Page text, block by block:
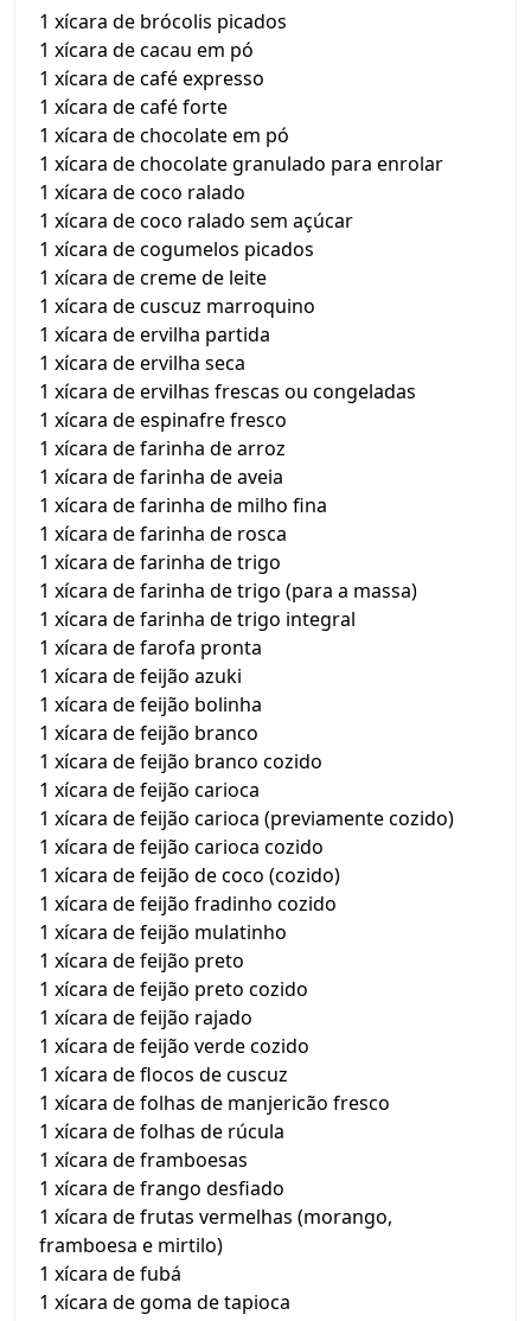
1 xícara de brócolis picados
1 xícara de cacau em pó
1 xícara de café expresso
1 xícara de café forte
1 xícara de chocolate em pó
1 xícara de chocolate granulado para enrolar
1 xícara de coco ralado
1 xícara de coco ralado sem açúcar
1 xícara de cogumelos picados
1 xícara de creme de leite
1 xícara de cuscuz marroquino
1 xícara de ervilha partida
1 xícara de ervilha seca
1 xícara de ervilhas frescas ou congeladas
1 xícara de espinafre fresco
1 xícara de farinha de arroz
1 xícara de farinha de aveia
1 xícara de farinha de milho fina
1 xícara de farinha de rosca
1 xícara de farinha de trigo
1 xícara de farinha de trigo (para a massa)
1 xícara de farinha de trigo integral
1 xícara de farofa pronta
1 xícara de feijão azuki
1 xícara de feijão bolinha
1 xícara de feijão branco
1 xícara de feijão branco cozido
1 xícara de feijão carioca
1 xícara de feijão carioca (previamente cozido)
1 xícara de feijão carioca cozido
1 xícara de feijão de coco (cozido)
1 xícara de feijão fradinho cozido
1 xícara de feijão mulatinho
1 xícara de feijão preto
1 xícara de feijão preto cozido
1 xícara de feijão rajado
1 xícara de feijão verde cozido
1 xícara de flocos de cuscuz
1 xícara de folhas de manjericão fresco
1 xícara de folhas de rúcula
1 xícara de framboesas
1 xícara de frango desfiado
1 xícara de frutas vermelhas (morango,
framboesa e mirtilo)
1 xícara de fubá
1 xícara de goma de tapioca